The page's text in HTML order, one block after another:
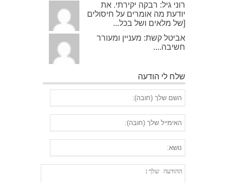
רוני גיל: רבקה יקירתי. את
יודעת מה אומרים על חיסולים
[של מלאים ושל בכל...
אביטל קשת: מעניין ומעורר
חשיבה....
שלח לי הודעה